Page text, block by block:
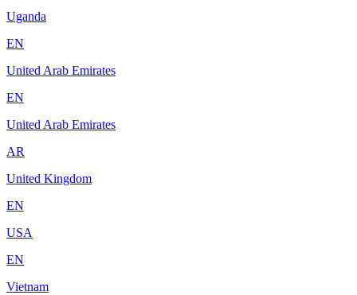
Uganda
EN
United Arab Emirates
EN
United Arab Emirates
AR
United Kingdom
EN
USA
EN
Vietnam